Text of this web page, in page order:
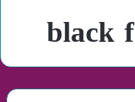
black